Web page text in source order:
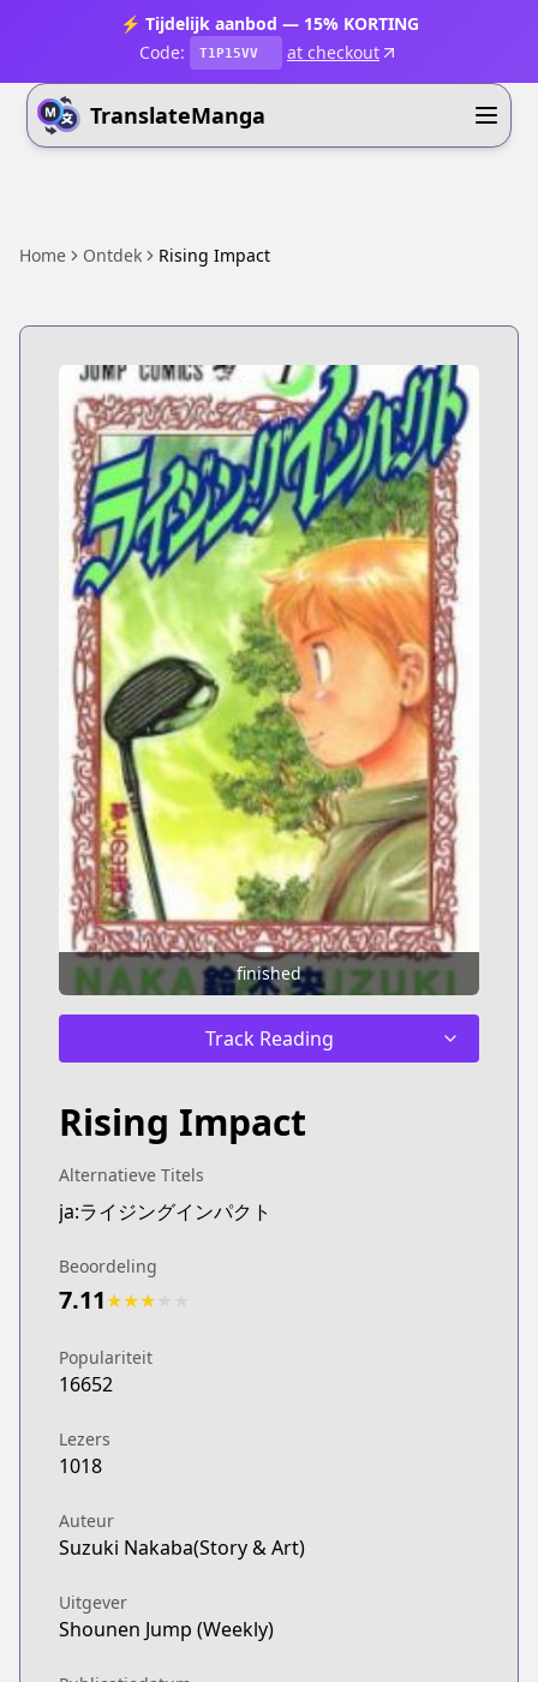
⚡ Tijdelijk aanbod — 15% KORTING
Code:
T1P15VV at checkout
TranslateManga
Home Ontdek Rising Impact
finished
Track Reading
Rising Impact
Alternatieve Titels
ja:ライジングインパクト
Beoordeling
7.11★★★
Populariteit
16652
Lezers
1018
Auteur
Suzuki Nakaba(Story & Art)
Uitgever
Shounen Jump (Weekly)